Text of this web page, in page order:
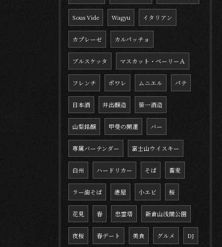
Sous Vide Wagyu イタリアン
カプレーゼ カルパッチョ
ブルスケッタ マスカット・ベーリーＡ
フレンチ ポワレ ムニエル パテ
日本酒 井出醸造 笹一酒造
山梨銘醸 甲斐の開運 バー
専属バーテンダー 富士山ウイスキー
白州 ハードリカー そば 蕎麦
ラー油そば 港屋 小エビ 桜
花見 春 忠霊塔 新倉山浅間公園
夜桜 春デート 美食 グルメ DJ